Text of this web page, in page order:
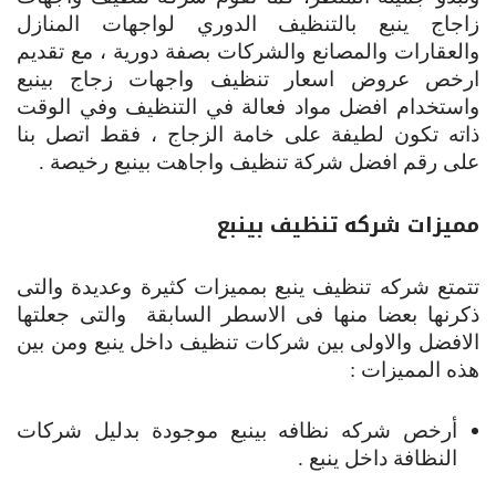
زاجاج ينبع بالتنظيف الدوري لواجهات المنازل
والعقارات والمصانع والشركات بصفة دورية ، مع تقديم
ارخص عروض اسعار تنظيف واجهات زجاج بينبع
واستخدام افضل مواد فعالة في التنظيف وفي الوقت
ذاته تكون لطيفة على خامة الزجاج ، فقط اتصل بنا
على رقم افضل شركة تنظيف واجاهت بينبع رخيصة .
مميزات شركه تنظيف بينبع
تتمتع شركه تنظيف ينبع بمميزات كثيرة وعديدة والتى
ذكرنها بعضا منها فى الاسطر السابقة والتى جعلتها
الافضل والاولى بين شركات تنظيف داخل ينبع ومن بين
هذه المميزات :
أرخص شركه نظافه بينبع موجودة بدليل شركات
النظافة داخل ينبع .